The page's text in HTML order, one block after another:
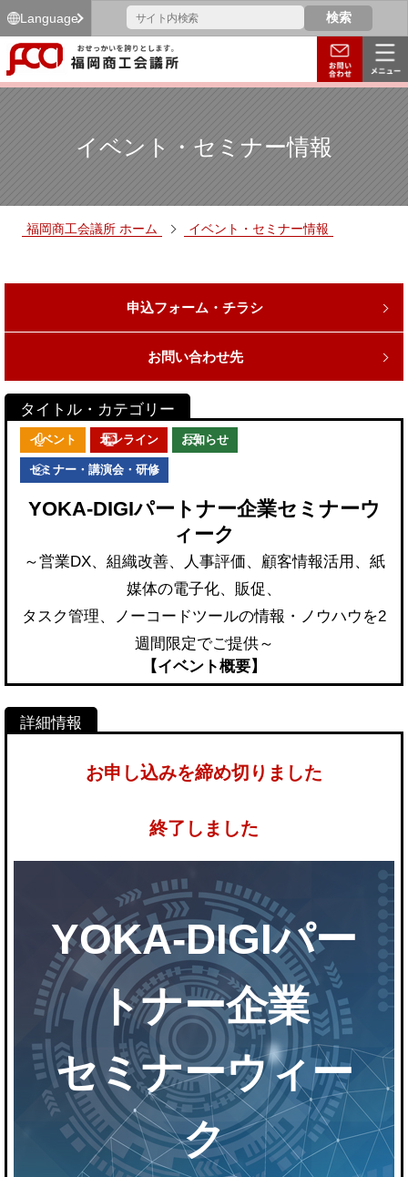
Language
イベント・セミナー情報
福岡商工会議所 ホーム イベント・セミナー情報
申込フォーム・チラシ
お問い合わせ先
イベント オンライン お知らせ
セミナー・講演会・研修
YOKA-DIGIパートナー企業セミナーウ
ィーク
～営業DX、組織改善、人事評価、顧客情報活用、紙
媒体の電子化、販促、
タスク管理、ノーコードツールの情報・ノウハウを2
週間限定でご提供～
【イベント概要】
お申し込みを締め切りました
終了しました
YOKA-DIGIパー
トナー企業
セミナーウィー
ク